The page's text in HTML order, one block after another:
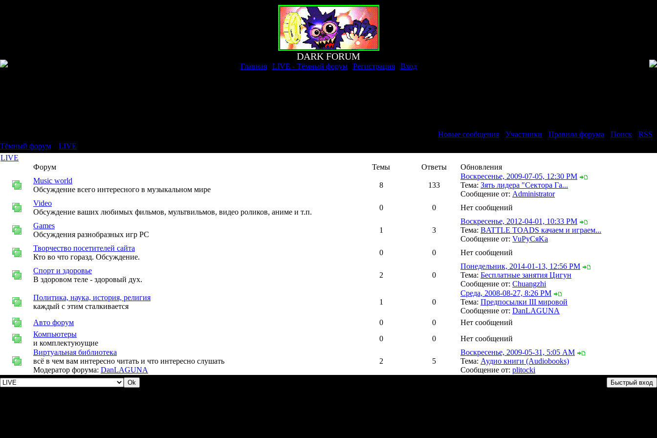
DARK FORUM
Главная| LIVE - Тёмный форум| Регистрация| Вход
Новые сообщения Участники Правила форума Поиск RSS
Тёмный форум
LIVE
LIVE
Форум
Темы Ответы
Обновления
Music world
Обсуждение всего интересного в музыкальном мире
8 133
Воскресенье, 2009-07-05, 12:30 PM
Тема: Зять лидера "Сектора Га...
Сообщение от: Administrator
Video
Обсуждение ваших любимых фильмов, мультвильмов, видео роликов, аниме и т.п.
0 0 Нет сообщений
Games
Обсуждения разнобразных игр PC
1 3
Воскресенье, 2012-04-01, 10:33 PM
Тема: BATTLE TOADS качаем и играем...
Сообщение от: VuPyCяKa
Творчество посетителей сайта
Кто во что горазд. Обсуждение.
0 0 Нет сообщений
Спорт и здоровье
В здоровом теле - здоровый дух.
2 0
Понедельник, 2014-01-13, 12:56 PM
Тема: Бесплатные занятия Цигун
Сообщение от: Chuangzhi
Политика, наука, история, религия
каждый с этим сталкивается
1 0
Среда, 2008-08-27, 8:26 PM
Тема: Предпосылки III мировой
Сообщение от: DanLAGUNA
Авто форум
0 0
Нет сообщений
Компьютеры
и комплектуюущие
0 0
Нет сообщений
Виртуальная библиотека
всё в чем вам интересно читать и что интересно слушать
Модератор форума: DanLAGUNA
2 5
Воскресенье, 2009-05-31, 5:05 AM
Тема: Аудио книги (Audiobooks)
Сообщение от: plitocki